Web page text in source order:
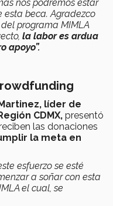
nos podremos estar
beca. Agradezco
programa MIMLA
la labor es ardua
apoyo”.
líder de
CDMX, presentó
las donaciones
la meta en
esfuerzo se esté
a soñar con esta
el cual, se